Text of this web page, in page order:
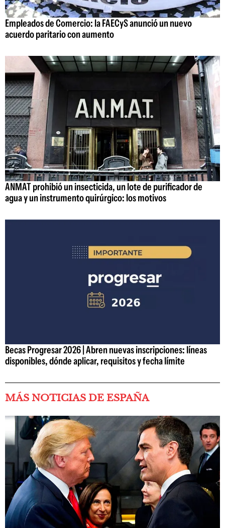
Empleados de Comercio: la FAECyS anunció un nuevo
acuerdo paritario con aumento
ANMAT prohibió un insecticida, un lote de purificador de
agua y un instrumento quirúrgico: los motivos
Becas Progresar 2026 | Abren nuevas inscripciones: líneas
disponibles, dónde aplicar, requisitos y fecha límite
MÁS NOTICIAS DE ESPAÑA